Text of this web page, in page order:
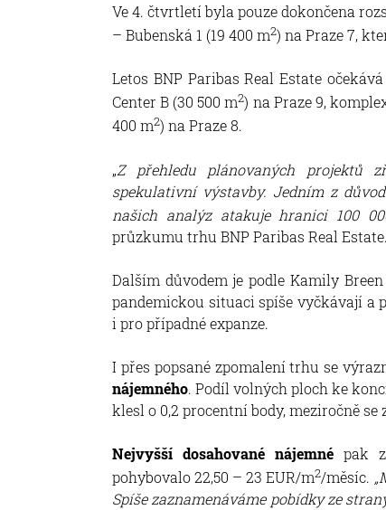
Ve 4. čtvrtletí byla pouze dokončena
– Bubenská 1 (19 400 m2) na Praze 7,
Letos BNP Paribas Real Estate
Center B (30 500 m2) na Praze 9,
400 m2) na Praze 8.
„Z přehledu plánovaných projektů
spekulativní výstavby. Jedním z
našich analýz atakuje hranici 100
průzkumu trhu BNP Paribas Real Estate.
Dalším důvodem je podle Kamily
pandemickou situaci spíše vyčkávají a
i pro případné expanze.
I přes popsané zpomalení trhu se
nájemného. Podíl volných ploch ke
klesl o 0,2 procentní body, meziročně se
Nejvyšší dosahované nájemnépak
pohybovalo 22,50 – 23 EUR/m2/měsíc.
Spíše zaznamenáváme pobídky ze